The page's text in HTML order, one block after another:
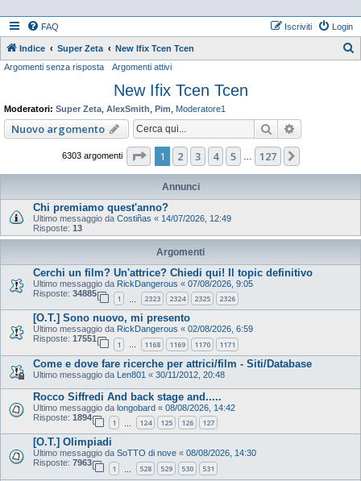
FAQ Login
Iscriviti
Indice Super Zeta New Ifix Tcen Tcen
Argomenti senza risposta Argomenti attivi
New Ifix Tcen Tcen
Moderatori: Super Zeta AlexSmith Pim Moderatore1
Nuovo argomento Cerca
6303 argomenti Pagina di 127
1 2 3 4 5 127
Annunci
Chi premiamo quest'anno?
Ultimo messaggio da Costiñas « 14/07/2026, 12:49
Risposte: 13
Argomenti
Cerchi un film? Un'attrice? Chiedi qui! Il topic definitivo
Ultimo messaggio da RickDangerous « 07/08/2026, 9:05
Risposte: 34885
1 2323 2324 2325 2326
[O.T.] Sono nuovo, mi presento
Ultimo messaggio da RickDangerous « 02/08/2026, 6:59
Risposte: 17551
1 … 1168 1169 1170 1171
Come e dove fare ricerche per attrici/film - Siti/Database
Ultimo messaggio da Len801 « 30/11/2012, 20:48
Rocco Siffredi And back stage and.....
Ultimo messaggio da longobard « 08/08/2026, 14:42
Risposte: 1894
1 124 125 126 127
[O.T.] Olimpiadi
Ultimo messaggio da SoTTO di nove « 08/08/2026, 14:30
Risposte: 7963
1 528 529 530 531